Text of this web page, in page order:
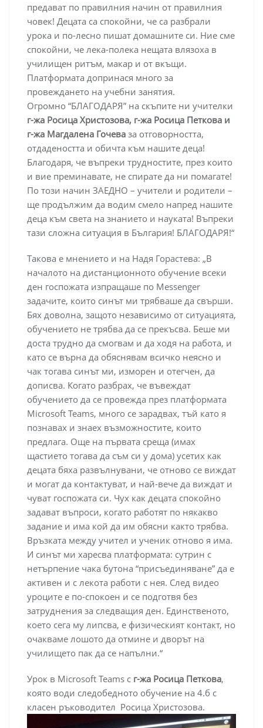
предават по правилния начин от правилния
човек! Децата са спокойни, че са разбрали
урока и по-лесно пишат домашните си. Ние сме
спокойни, че лека-полека нещата влязоха в
училищен ритъм, макар и от вкъщи.
Платформата допринася много за
провеждането на учебни занятия.
Огромно “БЛАГОДАРЯ” на скъпите ни учителки
г-жа Росица Христозова, г-жа Росица Петкова и
г-жа Магдалена Гочева за отговорността,
отдадеността и обичта към нашите деца!
Благодаря, че въпреки трудностите, през които
и вие преминавате, не спирате да ни помагате!
По този начин ЗАЕДНО – учители и родители –
ще продължим да водим смело напред нашите
деца към света на знанието и науката! Въпреки
тази сложна ситуация в България! БЛАГОДАРЯ!“
Такова е мнението и на Надя Горастева: „В
началото на дистанционното обучение всеки
ден госпожата изпращаше по Messenger
задачите, които синът ми трябваше да свърши.
Бях доволна, защото независимо от ситуацията,
обучението не трябва да се прекъсва. Беше ми
доста трудно да смогвам и да ходя на работа, и
като се върна да обяснявам всичко неясно и
чак тогава синът ми, изморен и отегчен, да
дописва. Когато разбрах, че въвеждат
обучението да се провежда през платформата
Microsoft Teams, много се зарадвах, тъй като я
познавах и знаех възможностите, които
предлага. Още на първата среща (имах
щастието тогава да съм си у дома) усетих как
децата бяха развълнувани, че отново се виждат
и могат да контактуват, и най-вече да виждат и
чуват госпожата си. Чух как децата спокойно
задават въпроси, когато работят по някакво
задание и има кой да им обясни както трябва.
Връзката между учител и ученик отново я има.
И синът ми харесва платформата: сутрин с
нетърпение чака бутона “присъединяване” да е
активен и с лекота работи с нея. След видео
уроците е по-спокоен и се подготвя без
затруднения за следващия ден. Единственото,
което сега му липсва, е физическият контакт, но
очакваме лошото да отмине и дворът на
училището пак да се напълни.“
Урок в Microsoft Teams с г-жа Росица Петкова,
която води следобедното обучение на 4.б с
класен ръководител Росица Христозова.